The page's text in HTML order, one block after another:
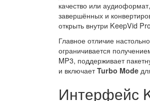
качество или
завершённых и
открыть внутри KeepVid
Главное отличие
ограничивается
MP3, поддерживает
и включаетTurbo Mode
Интерфейс